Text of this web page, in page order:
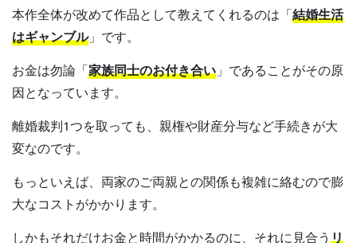
本作全体が改めて作品として教えてくれるのは「結婚生活
はギャンブル」です。
お金は勿論「家族同士のお付き合い 」であることがその原
因となっています。
離婚裁判1つを取っても、親権や財産分与など手続きが大
変なのです。
もっといえば、両家のご両親との関係も複雑に絡むので膨
大なコストがかかります。
しかもそれだけお金と時間がかかるのに、それに見合うリ